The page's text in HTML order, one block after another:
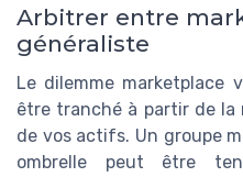
Arbitrer entre
généraliste
Le dilemme marketplace
être tranché à partir de
de vos actifs. Un groupe
ombrelle peut être